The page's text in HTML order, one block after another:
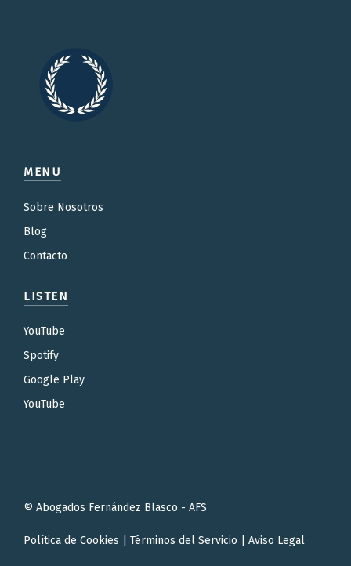
MENU
Sobre Nosotros
Blog
Contacto
LISTEN
YouTube
Spotify
Google Play
YouTube
© Abogados Fernández Blasco - AFS
Política de Cookies Términos del Servicio Aviso Legal